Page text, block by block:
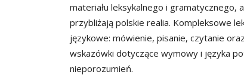
materiału leksykalnego i
przybliżają polskie realia. Kompleksowe
językowe: mówienie, pisanie, czytanie
wskazówki dotyczące wymowy i języka
nieporozumień.